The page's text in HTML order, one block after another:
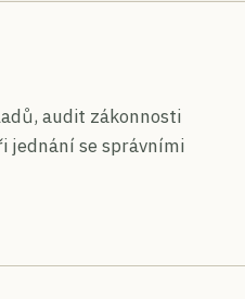
audit zákonnosti
jednání se správními